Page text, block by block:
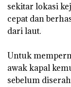
sekitar lokasi
cepat dan
dari laut.
‎Untuk
awak kapal
sebelum